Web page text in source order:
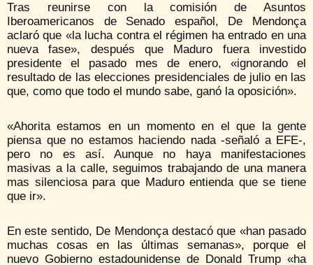
Tras reunirse con la comisión de Asuntos
Iberoamericanos de Senado español, De Mendonça
aclaró que «la lucha contra el régimen ha entrado en una
nueva fase», después que Maduro fuera investido
presidente el pasado mes de enero, «ignorando el
resultado de las elecciones presidenciales de julio en las
que, como que todo el mundo sabe, ganó la oposición».
«Ahorita estamos en un momento en el que la gente
piensa que no estamos haciendo nada -señaló a EFE-,
pero no es así. Aunque no haya manifestaciones
masivas a la calle, seguimos trabajando de una manera
mas silenciosa para que Maduro entienda que se tiene
que ir».
En este sentido, De Mendonça destacó que «han pasado
muchas cosas en las últimas semanas», porque el
nuevo Gobierno estadounidense de Donald Trump «ha